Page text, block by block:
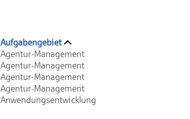
Aufgabengebiet
Agentur-Management
Agentur-Management
Agentur-Management
Agentur-Management
Anwendungsentwicklung